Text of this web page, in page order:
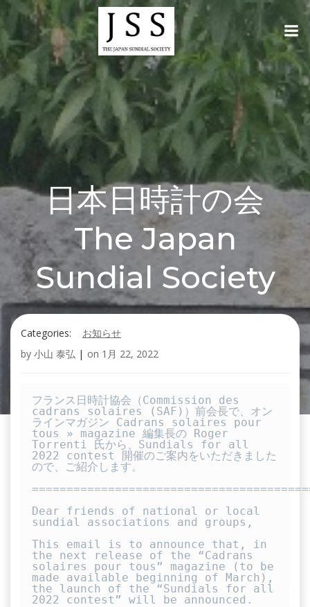
コ
ン
テ
ン
ツ
へ
ス
キ
ッ
日本日時計の会
The Japan
Sundial Society
Categories:
お知らせ
by 小山 泰弘 | on 1月 22, 2022
フランス日時計協会（Commission des
cadrans solaires (SAF)）前会長で、オン
ラインマガジン Cadrans solaires pour
tous » magazine 編集長の Roger
Torrenti 氏から、Sundials for all
2022 contest 開催のご案内をいただきました
ので、ご紹介します。
Dear friends of national or local
sundial associations and groups,
This email is to announce that, in
the next release of the “Cadrans
solaires pour tous” magazine (to be
made available beginning of March),
the launch of the “Sundials for all
2022 contest” will be announced.